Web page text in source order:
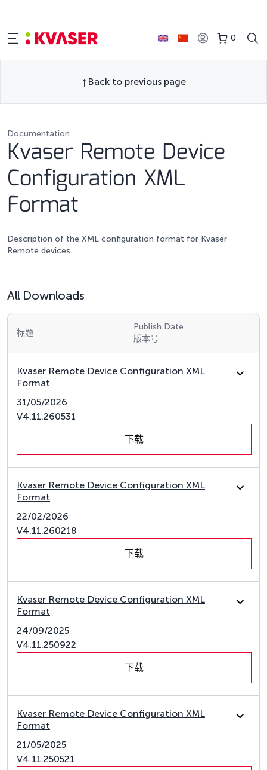
0
Back to previous page
Documentation
Kvaser Remote Device
Configuration XML
Format
Description of the XML configuration format for Kvaser
Remote devices.
All Downloads
标题
Publish Date
版本号
Kvaser Remote Device Configuration XML
Format
31/05/2026
V4.11.260531
下载
Kvaser Remote Device Configuration XML
Format
22/02/2026
V4.11.260218
下载
Kvaser Remote Device Configuration XML
Format
24/09/2025
V4.11.250922
下载
Kvaser Remote Device Configuration XML
Format
21/05/2025
V4.11.250521